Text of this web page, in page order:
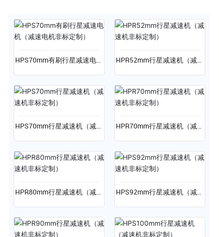
HPS70mm有刷行星减速电机
HPR52mm行星减速机（减速
HPS70mm行星减速机（减速
HPR70mm行星减速机（减速
HPR80mm行星减速机（减速
HPS92mm行星减速机（减速